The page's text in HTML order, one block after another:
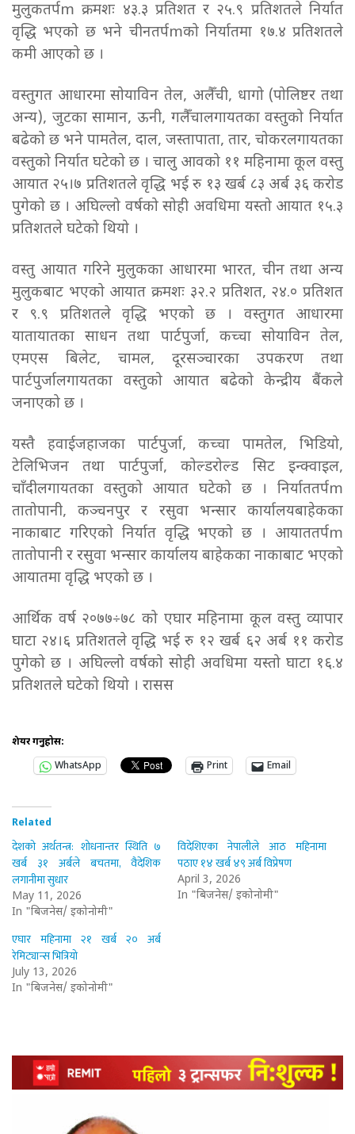
मुलुकतर्पm क्रमशः ४३.३ प्रतिशत र २५.९ प्रतिशतले निर्यात
वृद्धि भएको छ भने चीनतर्पmको निर्यातमा १७.४ प्रतिशतले
कमी आएको छ ।
वस्तुगत आधारमा सोयाविन तेल, अलैँची, धागो (पोलिष्टर तथा
अन्य), जुटका सामान, ऊनी, गलैँचालगायतका वस्तुको निर्यात
बढेको छ भने पामतेल, दाल, जस्तापाता, तार, चोकरलगायतका
वस्तुको निर्यात घटेको छ । चालु आवको ११ महिनामा कूल वस्तु
आयात २५।७ प्रतिशतले वृद्धि भई रु १३ खर्ब ८३ अर्ब ३६ करोड
पुगेको छ । अघिल्लो वर्षको सोही अवधिमा यस्तो आयात १५.३
प्रतिशतले घटेको थियो ।
वस्तु आयात गरिने मुलुकका आधारमा भारत, चीन तथा अन्य
मुलुकबाट भएको आयात क्रमशः ३२.२ प्रतिशत, २४.० प्रतिशत
र ९.९ प्रतिशतले वृद्धि भएको छ । वस्तुगत आधारमा
यातायातका साधन तथा पार्टपुर्जा, कच्चा सोयाविन तेल,
एमएस बिलेट, चामल, दूरसञ्चारका उपकरण तथा
पार्टपुर्जालगायतका वस्तुको आयात बढेको केन्द्रीय बैंकले
जनाएको छ ।
यस्तै हवाईजहाजका पार्टपुर्जा, कच्चा पामतेल, भिडियो,
टेलिभिजन तथा पार्टपुर्जा, कोल्डरोल्ड सिट इन्क्वाइल,
चाँदीलगायतका वस्तुको आयात घटेको छ । निर्याततर्पm
तातोपानी, कञ्चनपुर र रसुवा भन्सार कार्यालयबाहेकका
नाकाबाट गरिएको निर्यात वृद्धि भएको छ । आयाततर्पm
तातोपानी र रसुवा भन्सार कार्यालय बाहेकका नाकाबाट भएको
आयातमा वृद्धि भएको छ ।
आर्थिक वर्ष २०७७÷७८ को एघार महिनामा कूल वस्तु व्यापार
घाटा २४।६ प्रतिशतले वृद्धि भई रु १२ खर्ब ६२ अर्ब ११ करोड
पुगेको छ । अघिल्लो वर्षको सोही अवधिमा यस्तो घाटा १६.४
प्रतिशतले घटेको थियो । रासस
शेयर गर्नुहोस:
WhatsApp
Print Email
Related
देशको अर्थतन्त्र: शोधनान्तर स्थिति ७
खर्ब ३१ अर्बले बचतमा, वैदेशिक
लगानीमा सुधार
May 11, 2026
In "बिजनेस/ इकोनोमी"
विदेशिएका नेपालीले आठ महिनामा
पठाए १४ खर्ब ४९ अर्ब विप्रेषण
April 3, 2026
In "बिजनेस/ इकोनोमी"
एघार महिनामा २१ खर्ब २० अर्ब
रेमिट्यान्स भित्रियो
July 13, 2026
In "बिजनेस/ इकोनोमी"